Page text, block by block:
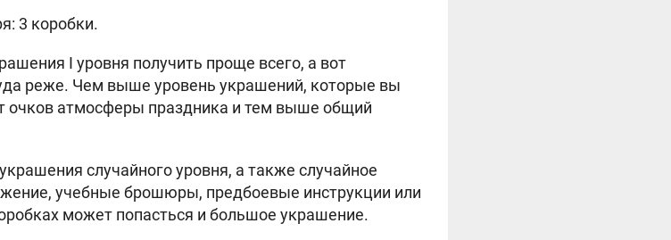
3 коробки.
I уровня получить проще всего, а вот
реже. Чем выше уровень украшений, которые вы
очков атмосферы праздника и тем выше общий
случайного уровня, а также случайное
учебные брошюры, предбоевые инструкции или
может попасться и большое украшение.